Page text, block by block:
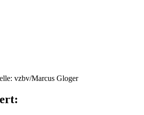
vzbv/Marcus Gloger